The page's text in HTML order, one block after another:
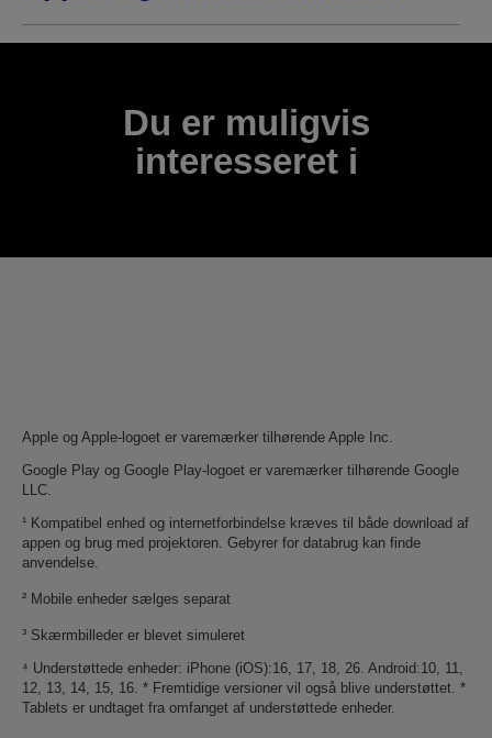
Du er muligvis
interesseret i
Apple og Apple-logoet er varemærker tilhørende Apple Inc.
Google Play og Google Play-logoet er varemærker tilhørende Google
LLC.
¹ Kompatibel enhed og internetforbindelse kræves til både download af
appen og brug med projektoren. Gebyrer for databrug kan finde
anvendelse.
² Mobile enheder sælges separat
³ Skærmbilleder er blevet simuleret
⁴ Understøttede enheder: iPhone (iOS):16, 17, 18, 26. Android:10, 11,
12, 13, 14, 15, 16. * Fremtidige versioner vil også blive understøttet. *
Tablets er undtaget fra omfanget af understøttede enheder.